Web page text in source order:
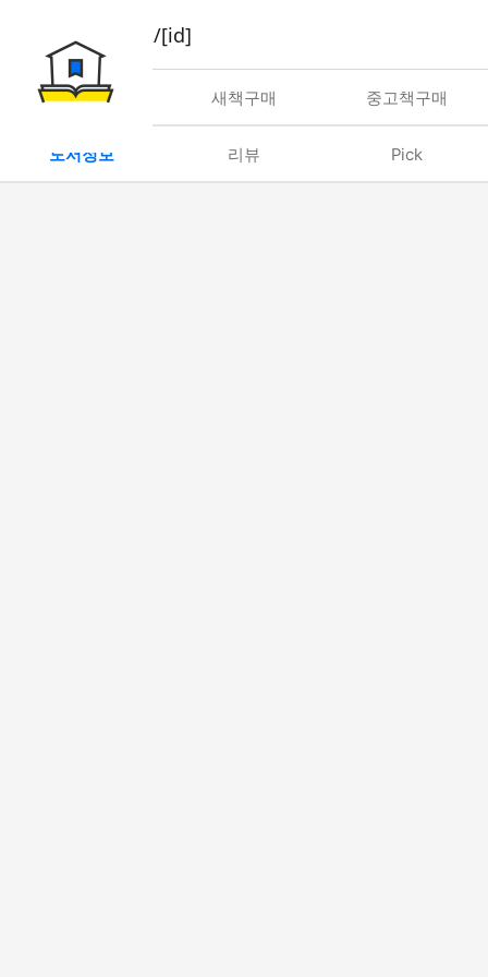
book/rent/[id]
대여 새책구매 중고책구매
도서정보 리뷰 Pick